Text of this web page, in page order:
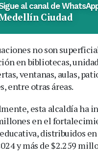
al canal de
Ciudad
no son
en bibliotecas,
ventanas, aulas,
entre otras áreas.
esta alcaldía ha
en el
distribuidos
y más de $2.259